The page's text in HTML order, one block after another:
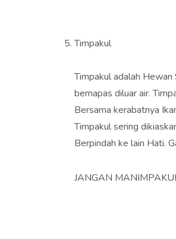
Timpakul
Timpakul adalah
bernapas diluar air.
Bersama kerabatnya
Timpakul sering
Berpindah ke lain Hati.
JANGAN